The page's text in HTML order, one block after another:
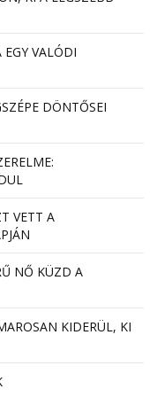
EGY VALÓDI
DÖNTŐSEI
VETT A
NŐ KÜZD A
KIDERÜL, KI